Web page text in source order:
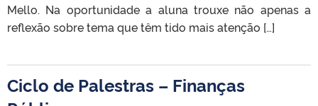
Mello. Na oportunidade a aluna trouxe não apenas a
reflexão sobre tema que têm tido mais atenção […]
Ciclo de Palestras – Finanças